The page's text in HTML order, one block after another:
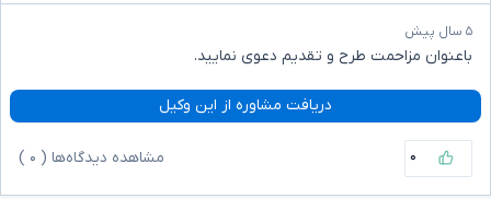
۵ سال پیش
باعنوان مزاحمت طرح و تقدیم دعوی نمایید.
دریافت مشاوره از این وکیل
۰ مشاهده دیدگاه‌ها ( ۰